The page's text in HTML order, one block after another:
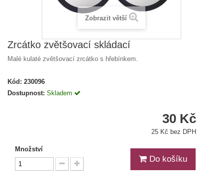
Zobrazit větší
Zrcátko zvětšovací skládací
Malé kulaté zvětšovací zrcátko s hřebínkem.
Kód: 230096
Dostupnost: Skladem
30 Kč
25 Kč bez DPH
Množství
Do košíku